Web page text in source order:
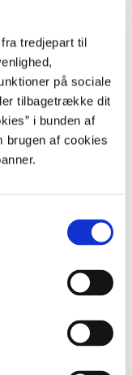
tredjepart til
på sociale
tilbagetrække dit
i bunden af
brugen af cookies
til at reducere
i udledningen af
kommende
forbrug af
om, hvem der
lavemissionsbiler.
statslige institutioner